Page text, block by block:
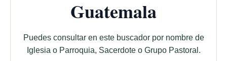
Guatemala
Puedes consultar en este buscador por nombre de
Iglesia o Parroquia, Sacerdote o Grupo Pastoral.